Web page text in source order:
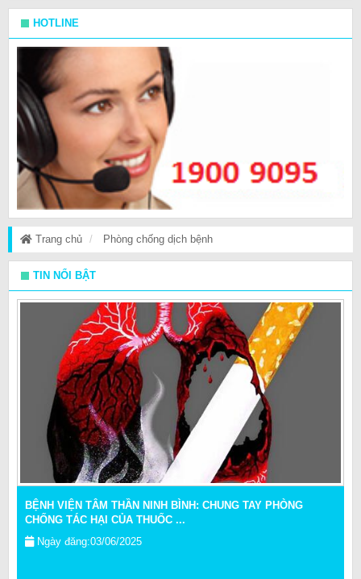
HOTLINE
Trang chủ Phòng chống dịch bệnh
TIN NỔI BẬT
BỆNH VIỆN TÂM THẦN NINH BÌNH: CHUNG TAY PHÒNG
CHỐNG TÁC HẠI CỦA THUỐC ...
Ngày đăng:03/06/2025